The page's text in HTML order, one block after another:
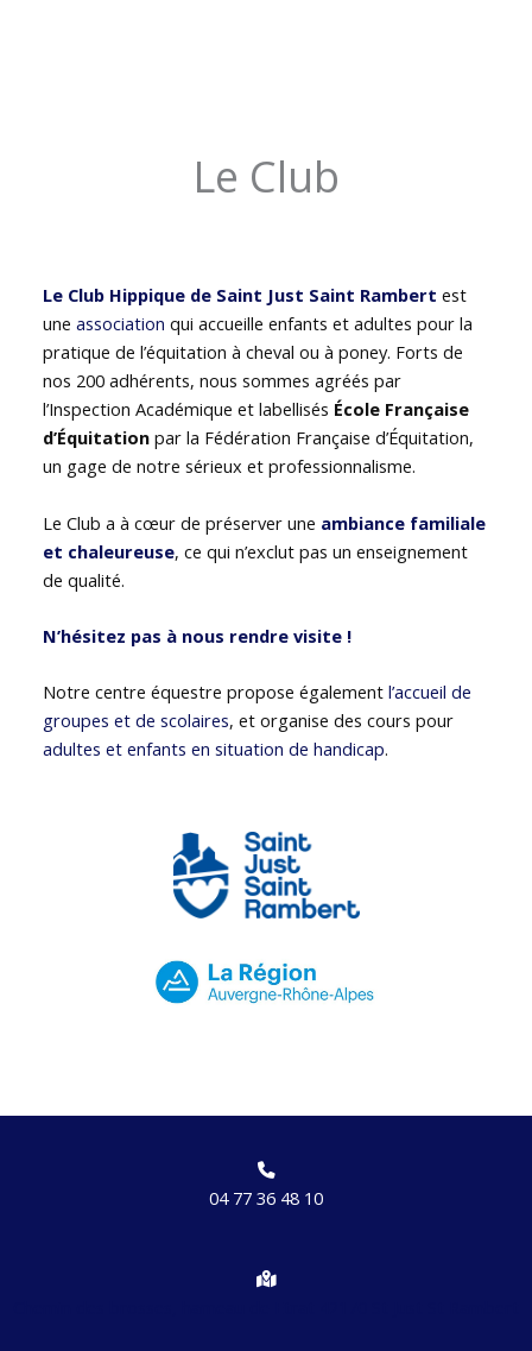
Le Club
Le Club Hippique de Saint Just Saint Rambert est
uneassociation qui accueille enfants et adultes pour la
pratique de l’équitation à cheval ou à poney. Forts de
nos 200 adhérents, nous sommes agréés par
l’Inspection Académique et labellisés École Française
d’Équitation par la Fédération Française d’Équitation,
un gage de notre sérieux et professionnalisme.
Le Club a à cœur de préserver une ambiance familiale
et chaleureuse, ce qui n’exclut pas un enseignement
de qualité.
N’hésitez pas à nous rendre visite !
Notre centre équestre propose égalementl’accueil de
groupes et de scolaires, et organise des cours pour
adultes et enfants en situation de handicap.
04 77 36 48 10